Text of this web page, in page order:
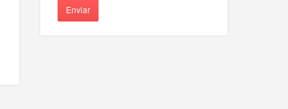
Enviar